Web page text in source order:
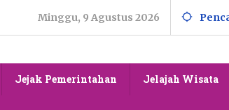
Minggu, 9 Agustus 2026
Jejak Pemerintahan Jelajah Wisata